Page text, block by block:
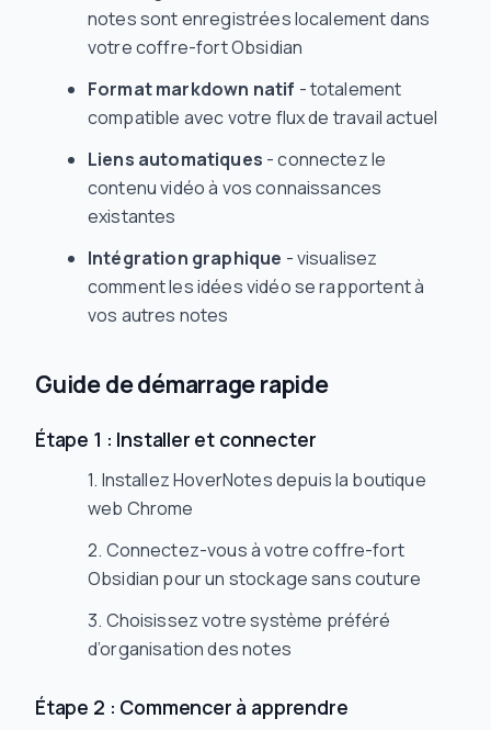
notes sont enregistrées localement dans
votre coffre-fort Obsidian
Format markdown natif - totalement
compatible avec votre flux de travail actuel
Liens automatiques - connectez le
contenu vidéo à vos connaissances
existantes
Intégration graphique - visualisez
comment les idées vidéo se rapportent à
vos autres notes
Guide de démarrage rapide
Étape 1 : Installer et connecter
Installez HoverNotes depuis la boutique
web Chrome
Connectez-vous à votre coffre-fort
Obsidian pour un stockage sans couture
Choisissez votre système préféré
d’organisation des notes
Étape 2 : Commencer à apprendre